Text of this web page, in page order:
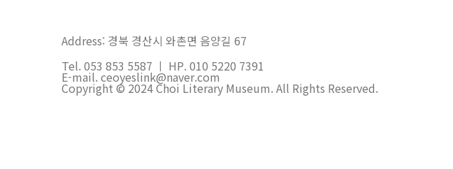
Address: 경북 경산시 와촌면 음양길 67
Tel. 053 853 5587 ㅣ HP. 010 5220 7391
E-mail. ceoyeslink@naver.com
Copyright © 2024 Choi Literary Museum. All Rights Reserved.